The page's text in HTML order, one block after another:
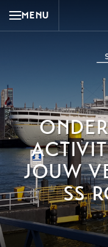
MENU
JOUW
SS